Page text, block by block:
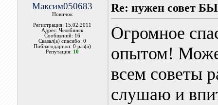
Максим050683
Новичок
Регистрация: 15.02.2011
Адрес: Челябинск
Сообщений: 16
Сказал(а) спасибо: 0
Поблагодарили: 0 раз(а)
Репутация: 10
Re: нужен совет
Огромное
опытом!
всем советы
слушаю и